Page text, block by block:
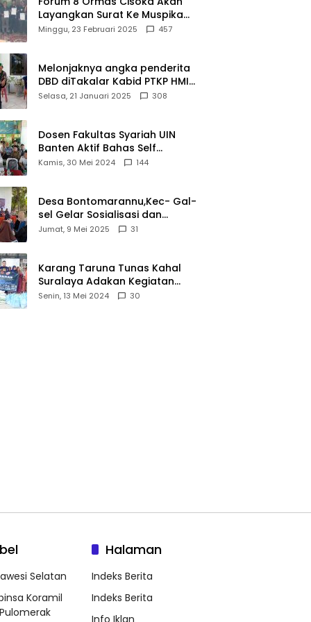
Bahwa
Sejarah
Adalah
yang Tak
Ternilai”.
Layangkan Surat Ke Muspika
Atas Adanya Kantor Matel di
Minggu, 23 Februari 2025 457
Melonjaknya angka penderita
DBD diTakalar Kabid PTKP HMI
Cab.Takalar angkat bicara
Selasa, 21 Januari 2025 308
Dosen Fakultas Syariah UIN
Banten Aktif Bahas Self
Declare Halal dalam Forum
Kamis, 30 Mei 2024 144
Desa Bontomarannu,Kec- Gal-
sel Gelar Sosialisasi dan
Bimtek Pemutakhiran Data ID
Jumat, 9 Mei 2025 31
Karang Taruna Tunas Kahal
Suralaya Adakan Kegiatan
Bansos Terhadap Kaum
Senin, 13 Mei 2024 30
Selatan
Koramil
Halaman
Indeks Berita
Indeks Berita